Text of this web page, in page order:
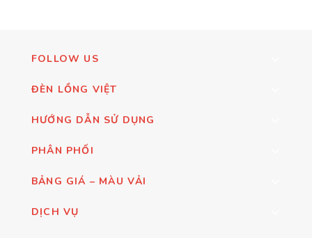
FOLLOW US
ĐÈN LỒNG VIỆT
HƯỚNG DẪN SỬ DỤNG
PHÂN PHỐI
BẢNG GIÁ – MÀU VẢI
DỊCH VỤ